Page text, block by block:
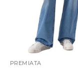
PREMIATA